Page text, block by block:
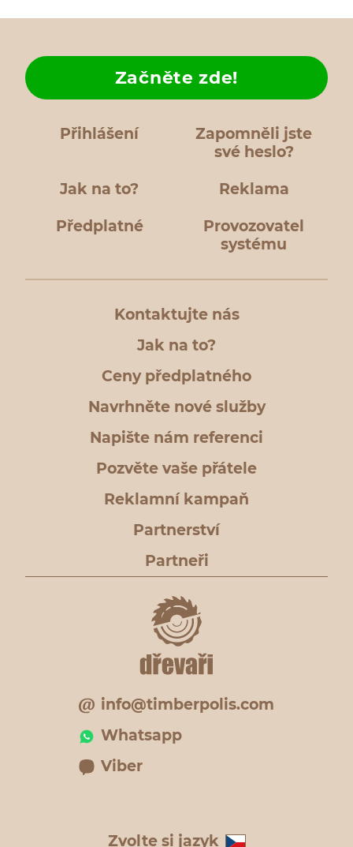
Přihlášení
Zapomněli jste
své heslo?
Jak na to?
Začněte zde!
Reklama
Předplatné
Provozovatel
systému
Kontaktujte nás
Jak na to?
Ceny předplatného
Navrhněte nové služby
Napište nám referenci
Pozvěte vaše přátele
Reklamní kampaň
Partnerství
Partneři
info@timberpolis.com
Whatsapp
Viber
Zvolte si jazyk